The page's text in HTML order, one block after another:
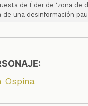
de Éder de ‘zona de
de una desinformación
Ospina